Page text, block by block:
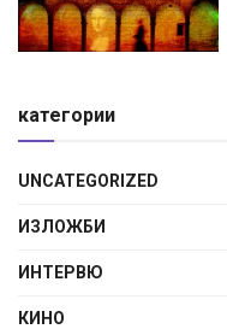
категории
UNCATEGORIZED
ИЗЛОЖБИ
ИНТЕРВЮ
КИНО